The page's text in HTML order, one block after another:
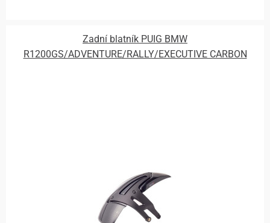
Zadní blatník PUIG BMW
R1200GS/ADVENTURE/RALLY/EXECUTIVE CARBON